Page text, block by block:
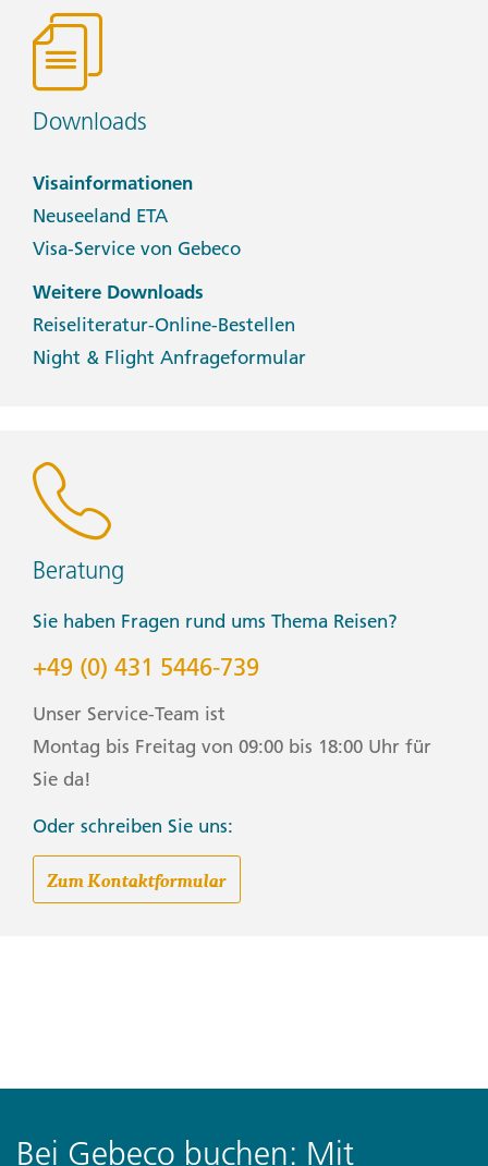
Downloads
Visainformationen
Neuseeland ETA
Visa-Service von Gebeco
Weitere Downloads
Reiseliteratur-Online-Bestellen
Night & Flight Anfrageformular
Beratung
Sie haben Fragen rund ums Thema Reisen?
+49 (0) 431 5446-739
Unser Service-Team ist
Montag bis Freitag von 09:00 bis 18:00 Uhr für
Sie da!
Oder schreiben Sie uns:
Zum Kontaktformular
Bei Gebeco buchen: Mit